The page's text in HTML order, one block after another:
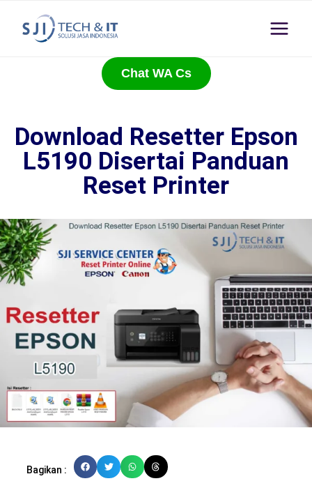
Chat WA Cs
Download Resetter Epson
L5190 Disertai Panduan
Reset Printer
Bagikan :